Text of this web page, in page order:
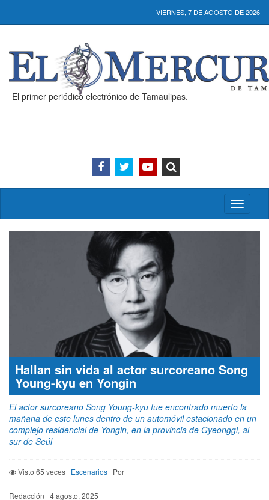
VIERNES, 7 DE AGOSTO DE 2026
El primer periódico electrónico de Tamaulipas.
Activar/
menú
Hallan sin vida al actor surcoreano Song
Young-kyu en Yongin
El actor surcoreano Song Young-kyu fue encontrado muerto la
mañana de este lunes dentro de un automóvil estacionado en un
complejo residencial de Yongin, en la provincia de Gyeonggi, al
sur de Seúl
Visto 65 veces | Escenarios | Por
Redacción | 4 agosto, 2025